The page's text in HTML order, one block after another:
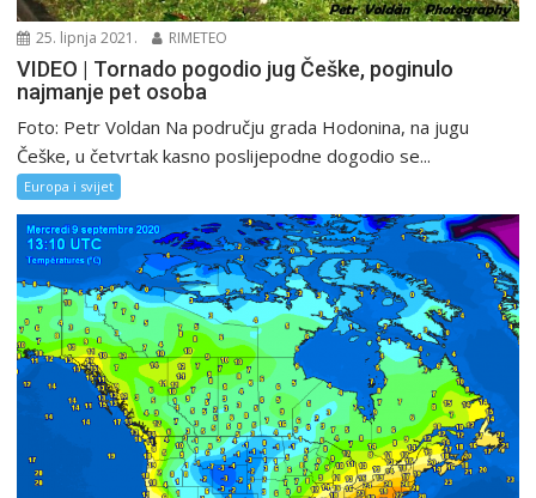
25. lipnja 2021. RIMETEO
VIDEO | Tornado pogodio jug Češke, poginulo
najmanje pet osoba
Foto: Petr Voldan Na području grada Hodonina, na jugu
Češke, u četvrtak kasno poslijepodne dogodio se...
Europa i svijet